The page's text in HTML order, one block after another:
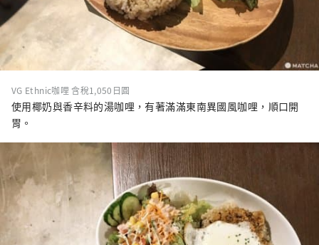
VG Ethnic咖哩 含稅1,050日圓
使用椰奶與香辛料的湯咖哩，有著滿滿東南異國風咖哩，順口開
胃。